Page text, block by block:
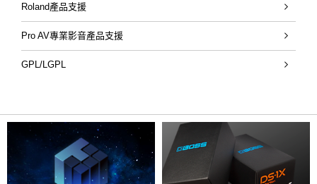
Roland產品支援
Pro AV專業影音產品支援
GPL/LGPL